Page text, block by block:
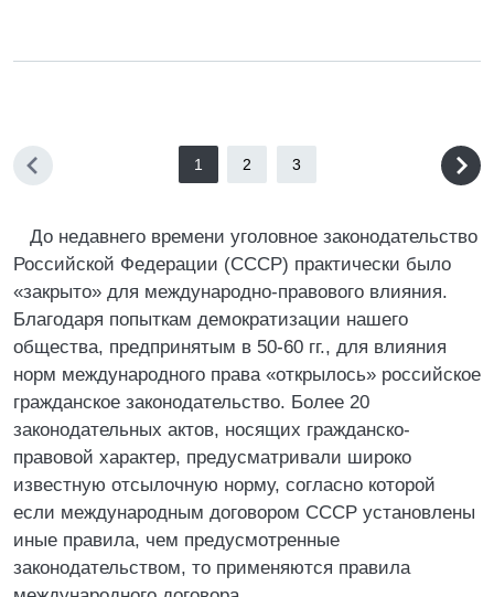
1 2 3
До недавнего времени уголовное законодательство
Российской Федерации (СССР) практически было
«закрыто» для международно-правового влияния.
Благодаря попыткам демократизации нашего
общества, предпринятым в 50-60 гг., для влияния
норм международного права «открылось» российское
гражданское законодательство. Более 20
законодательных актов, носящих гражданско-
правовой характер, предусматривали широко
известную отсылочную норму, согласно которой
если международным договором СССР установлены
иные правила, чем предусмотренные
законодательством, то применяются правила